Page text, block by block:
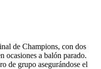
de Champions, con dos
ocasiones a balón parado.
de grupo asegurándose el